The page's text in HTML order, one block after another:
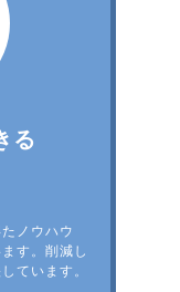
る
ノウハウ
す。削減し
ています。